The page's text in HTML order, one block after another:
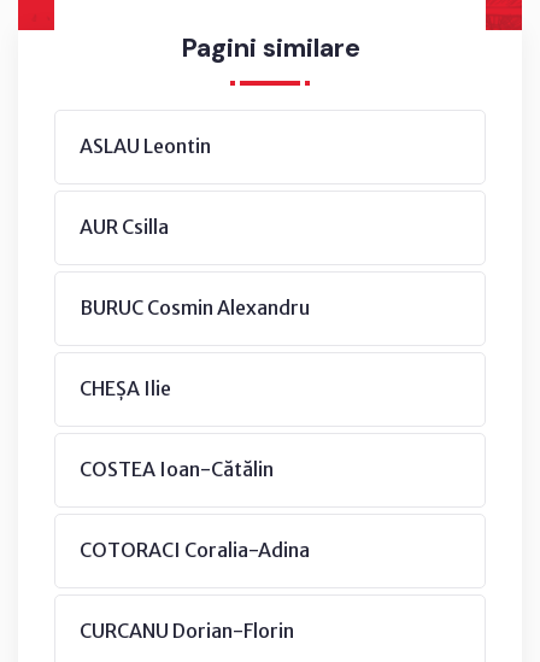
Pagini similare
ASLAU Leontin
AUR Csilla
BURUC Cosmin Alexandru
CHEȘA Ilie
COSTEA Ioan-Cătălin
COTORACI Coralia-Adina
CURCANU Dorian-Florin